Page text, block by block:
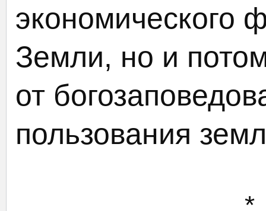
экономического
Земли, но и
от
пользования